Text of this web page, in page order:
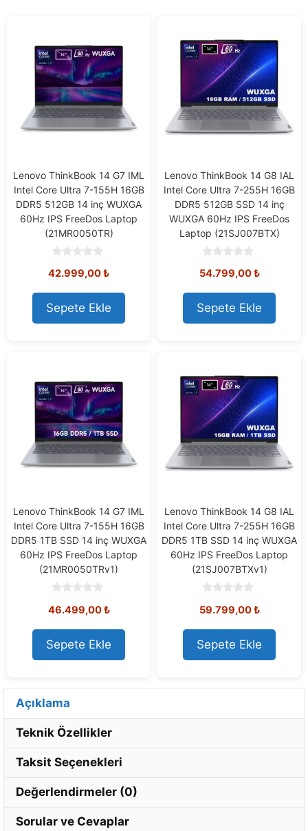
Lenovo ThinkBook 14 G7 IML
Intel Core Ultra 7-155H 16GB
DDR5 512GB 14 inç WUXGA
60Hz IPS FreeDos Laptop
(21MR0050TR)
o
t
o
f
5
42.999,00₺
Sepete Ekle
Lenovo ThinkBook 14 G8 IAL
Intel Core Ultra 7-255H 16GB
DDR5 512GB SSD 14 inç
WUXGA 60Hz IPS FreeDos
Laptop (21SJ007BTX)
o
t
o
f
5
54.799,00₺
Sepete Ekle
Lenovo ThinkBook 14 G7 IML
Intel Core Ultra 7-155H 16GB
DDR5 1TB SSD 14 inç WUXGA
60Hz IPS FreeDos Laptop
(21MR0050TRv1)
o
t
o
f
5
46.499,00₺
Sepete Ekle
Lenovo ThinkBook 14 G8 IAL
Intel Core Ultra 7-255H 16GB
DDR5 1TB SSD 14 inç WUXGA
60Hz IPS FreeDos Laptop
(21SJ007BTXv1)
o
t
o
f
5
59.799,00₺
Sepete Ekle
Açıklama
Teknik Özellikler
Taksit Seçenekleri
Değerlendirmeler (0)
Sorular ve Cevaplar